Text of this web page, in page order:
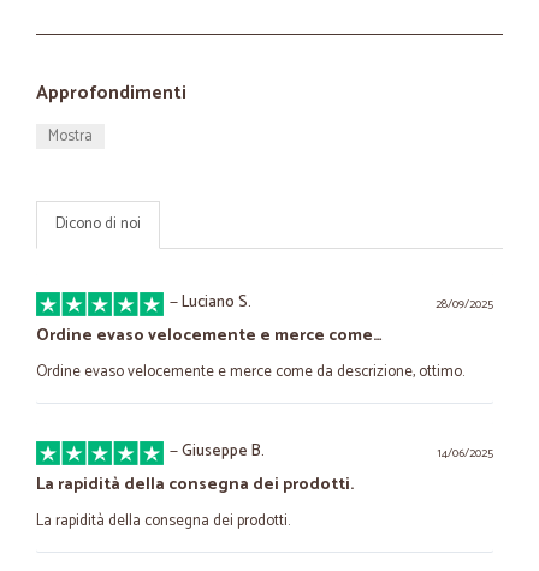
Approfondimenti
Mostra
Dicono di noi
28/09/2025
—Luciano S.
Ordine evaso velocemente e merce come…
Ordine evaso velocemente e merce come da descrizione, ottimo.
14/06/2025
—Giuseppe B.
La rapidità della consegna dei prodotti.
La rapidità della consegna dei prodotti.